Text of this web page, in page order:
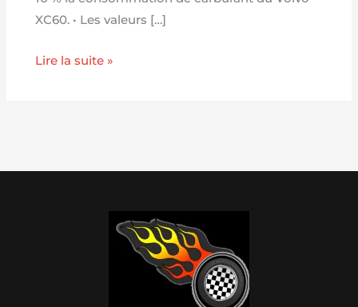
XC60. • Les valeurs […]
Lire la suite »